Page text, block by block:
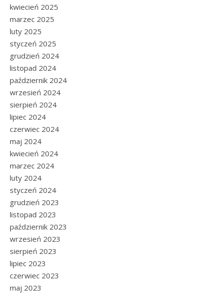
kwiecień 2025
marzec 2025
luty 2025
styczeń 2025
grudzień 2024
listopad 2024
październik 2024
wrzesień 2024
sierpień 2024
lipiec 2024
czerwiec 2024
maj 2024
kwiecień 2024
marzec 2024
luty 2024
styczeń 2024
grudzień 2023
listopad 2023
październik 2023
wrzesień 2023
sierpień 2023
lipiec 2023
czerwiec 2023
maj 2023